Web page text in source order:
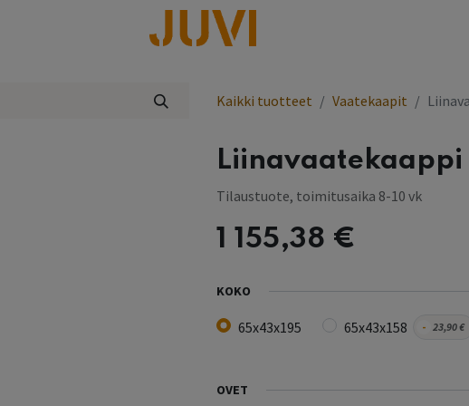
Kaikki tuotteet Vaatekaapit
Liinavaatekaappi
Tilaustuote, toimitusaika 8-10 vk
1 155,38 €
KOKO
65x43x195 65x43x158 - 23,90€
OVET